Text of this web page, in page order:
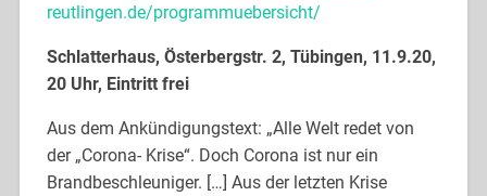
reutlingen.de/programmuebersicht/
Schlatterhaus, Österbergstr. 2, Tübingen, 11.9.20,
20 Uhr, Eintritt frei
Aus dem Ankündigungstext: „Alle Welt redet von
der „Corona- Krise“. Doch Corona ist nur ein
Brandbeschleuniger. […] Aus der letzten Krise